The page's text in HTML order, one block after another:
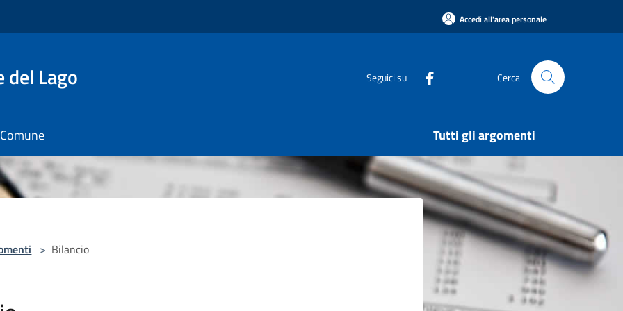
Accedi all'area personale
del Lago Seguici su Cerca
Tutti gli argomenti
> Bilancio